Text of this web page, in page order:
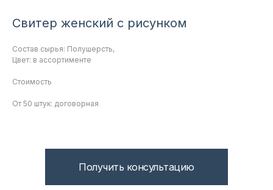
Свитер женский с рисунком
Состав сырья: Полушерсть,
Цвет: в ассортименте
Стоимость
От 50 штук: договорная
Получить консультацию